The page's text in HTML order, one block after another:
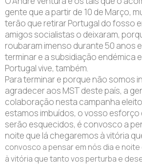
gente que a partir de 10 de Março,
terão que retirar Portugal do fosso
amigos socialistas o deixaram,
roubaram imenso durante 50 anos
terminar e a subsidiação endémica
Portugal vive, também.
Para terminar e porque não somos
agradecer aos MST deste país, a
colaboração nesta campanha
estamos imbuídos, o vosso esforço
serão esquecidos, é convosco a
noite que lá chegaremos à vitória
convosco a pensar em nós dia e
à vitória que tanto vos perturba e